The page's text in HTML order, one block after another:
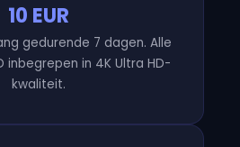
10 EUR
gedurende 7 dagen. Alle
inbegrepen in 4K Ultra HD-
kwaliteit.